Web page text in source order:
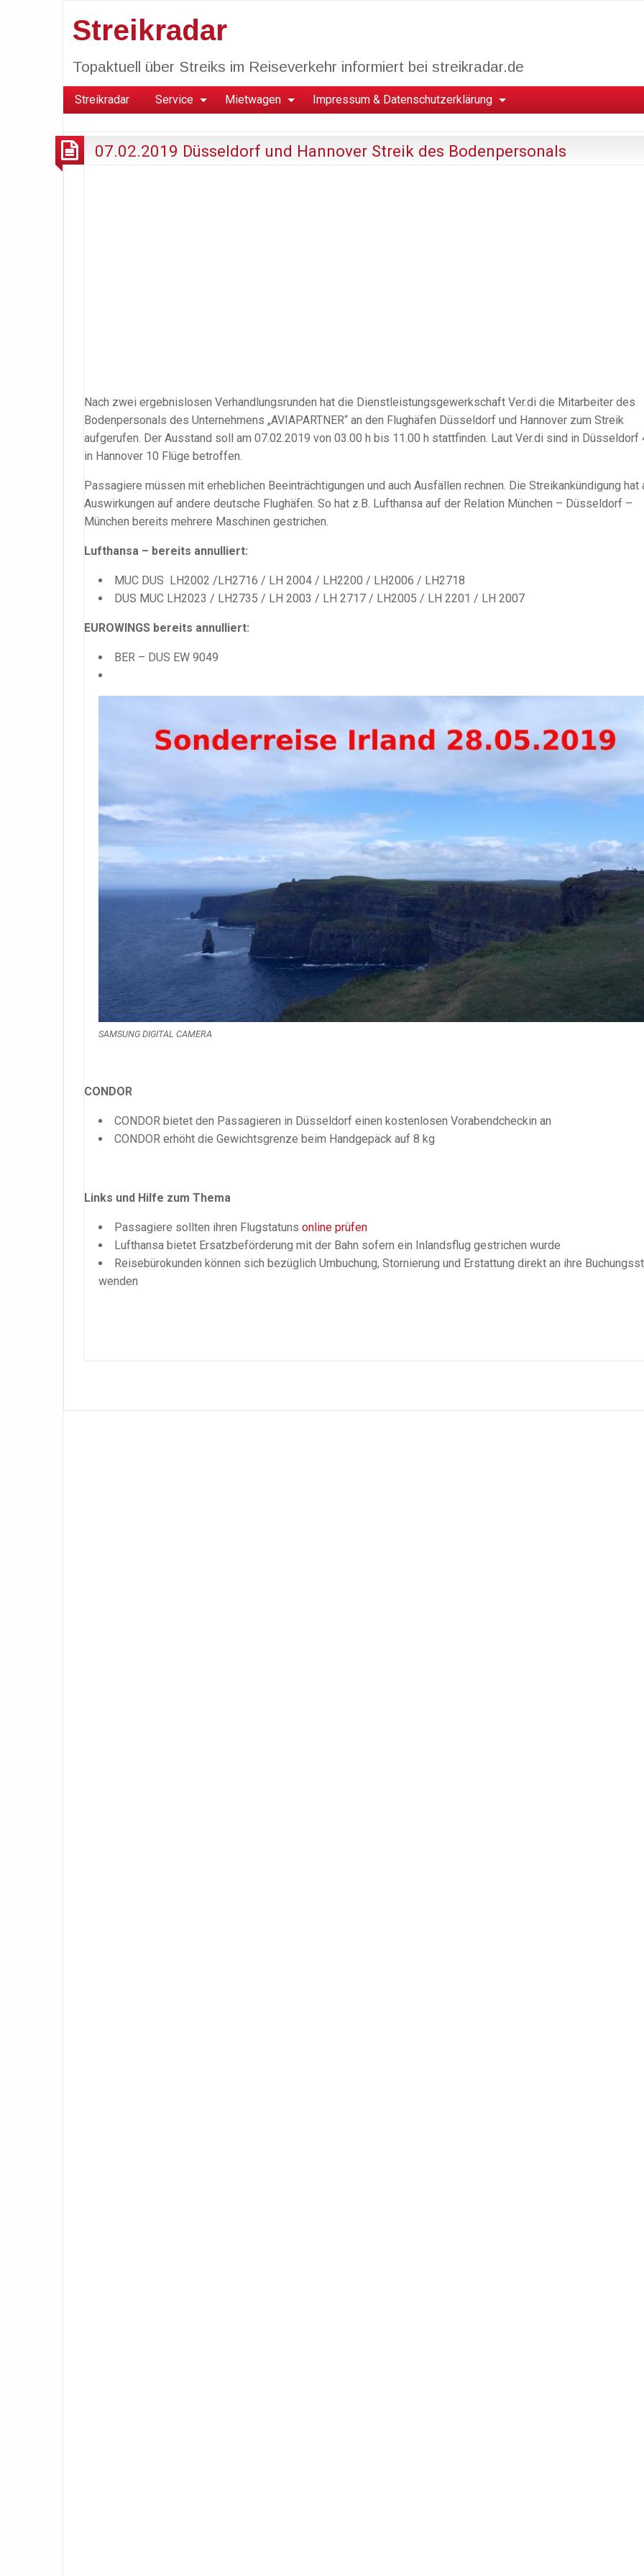
Streikradar
Topaktuell über Streiks im Reiseverkehr informiert bei streikradar.de
Streikradar Service Mietwagen Impressum & Datenschutzerklärung
07.02.2019 Düsseldorf und Hannover Streik des Bodenpersonals
Nach zwei ergebnislosen Verhandlungsrunden hat die Dienstleistungsgewerkschaft Ver.di die Mitarbeiter des
Bodenpersonals des Unternehmens „AVIAPARTNER“ an den Flughäfen Düsseldorf und Hannover zum Streik
aufgerufen. Der Ausstand soll am 07.02.2019 von 03.00 h bis 11.00 h stattfinden. Laut Ver.di sind in Düsseldorf
in Hannover 10 Flüge betroffen.
Passagiere müssen mit erheblichen Beeinträchtigungen und auch Ausfällen rechnen. Die Streikankündigung hat
Auswirkungen auf andere deutsche Flughäfen. So hat z.B. Lufthansa auf der Relation München – Düsseldorf –
München bereits mehrere Maschinen gestrichen.
Lufthansa – bereits annulliert:
MUC DUS LH2002 /LH2716 / LH 2004 / LH2200 / LH2006 / LH2718
DUS MUC LH2023 / LH2735 / LH 2003 / LH 2717 / LH2005 / LH 2201 / LH 2007
EUROWINGS bereits annulliert:
BER – DUS EW 9049
SAMSUNG DIGITAL CAMERA
CONDOR
CONDOR bietet den Passagieren in Düsseldorf einen kostenlosen Vorabendcheckin an
CONDOR erhöht die Gewichtsgrenze beim Handgepäck auf 8 kg
Links und Hilfe zum Thema
Passagiere sollten ihren Flugstatuns online prüfen
Lufthansa bietet Ersatzbeförderung mit der Bahn sofern ein Inlandsflug gestrichen wurde
Reisebürokunden können sich bezüglich Umbuchung, Stornierung und Erstattung direkt an ihre
wenden